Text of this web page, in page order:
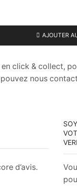
AJOUTER
click & collect,
nous
d’avis.